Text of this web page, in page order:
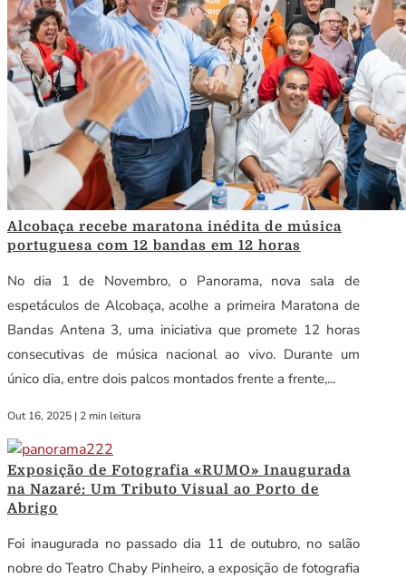
Alcobaça recebe maratona inédita de música
portuguesa com 12 bandas em 12 horas
No dia 1 de Novembro, o Panorama, nova sala de
espetáculos de Alcobaça, acolhe a primeira Maratona de
Bandas Antena 3, uma iniciativa que promete 12 horas
consecutivas de música nacional ao vivo. Durante um
único dia, entre dois palcos montados frente a frente,...
Out 16, 2025 | 2 min leitura
Exposição de Fotografia «RUMO» Inaugurada
na Nazaré: Um Tributo Visual ao Porto de
Abrigo
Foi inaugurada no passado dia 11 de outubro, no salão
nobre do Teatro Chaby Pinheiro, a exposição de fotografia